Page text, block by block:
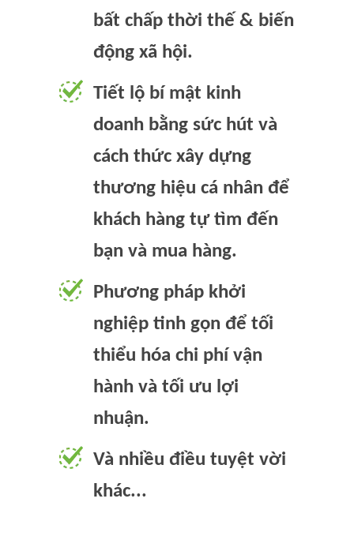
bất chấp thời thế & biến
động xã hội.
Tiết lộ bí mật kinh
doanh bằng sức hút và
cách thức xây dựng
thương hiệu cá nhân để
khách hàng tự tìm đến
bạn và mua hàng.
Phương pháp khởi
nghiệp tinh gọn để tối
thiểu hóa chi phí vận
hành và tối ưu lợi
nhuận.
Và nhiều điều tuyệt vời
khác...